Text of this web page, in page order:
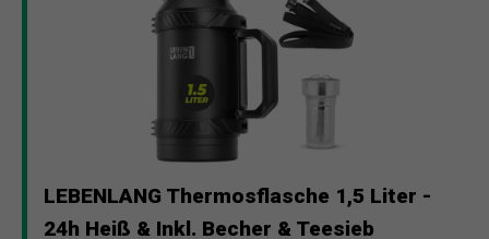
LEBENLANG Thermosflasche 1,5 Liter -
24h Heiß & Inkl. Becher & Teesieb